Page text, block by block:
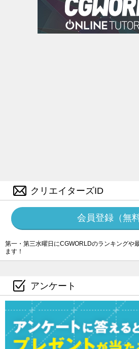
クリエイターズID
会員登録（無料
第一・第三水曜日にCGWORLDのランキングや
ます！
アンケート